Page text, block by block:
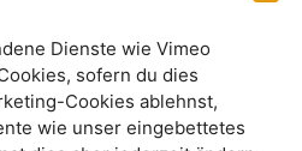
Dienste wie Vimeo
sofern du dies
Cookies ablehnst,
wie unser eingebettetes
Hafer